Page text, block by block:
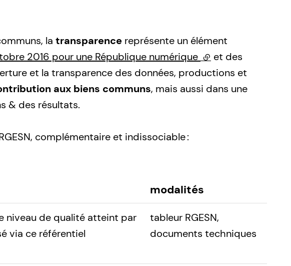
la transparence représente un élément
2016 pour une République numérique (lien externe)
et des
et la transparence des données, productions et
aux biens communs, mais aussi dans une
& des résultats.
complémentaire et indissociable :
modalités
niveau de qualité atteint par
via ce référentiel
tableur RGESN,
documents techniques